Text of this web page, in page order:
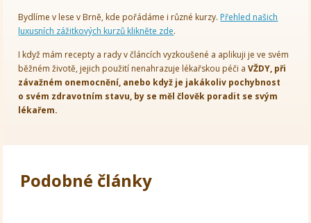
Bydlíme v lese v Brně, kde pořádáme i různé kurzy. Přehled našich
luxusních zážitkových kurzů klikněte zde.
I když mám recepty a rady v článcích vyzkoušené a aplikuji je ve svém
běžném životě, jejich použití nenahrazuje lékařskou péči aVŽDY, při
závažném onemocnění, anebo když je jakákoliv pochybnost
o svém zdravotním stavu, by se měl člověk poradit se svým
lékařem.
Podobné články